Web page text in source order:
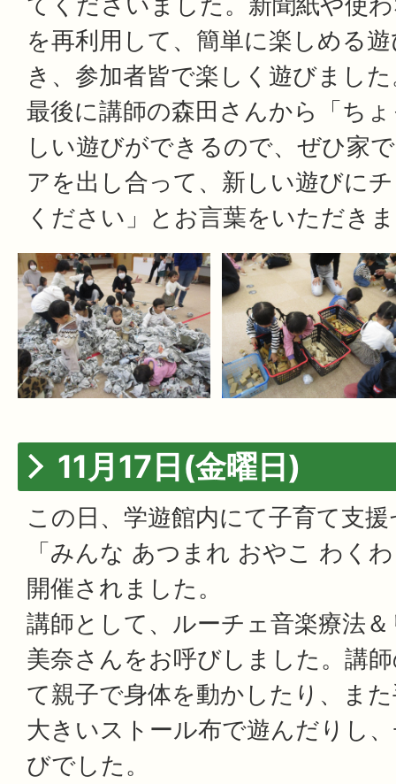
を再利用して、簡単に楽しめる
き、参加者皆で楽しく遊びまし
最後に講師の森田さんから「ち
しい遊びができるので、ぜひ家
アを出し合って、新しい遊びに
ください」とお言葉をいただき
11月17日(金曜日)
この日、学遊館内にて子育て支
「みんな あつまれ おやこ わく
開催されました。
講師として、ルーチェ音楽療法
美奈さんをお呼びしました。講
て親子で身体を動かしたり、ま
大きいストール布で遊んだりし
びでした。